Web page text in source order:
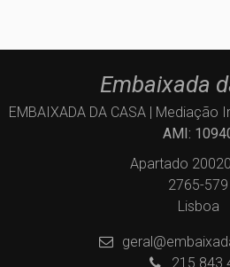
Embaixada
EMBAIXADA DA CASA | Mediação
AMI:
Apartado
2765-579
Lisboa
215 843